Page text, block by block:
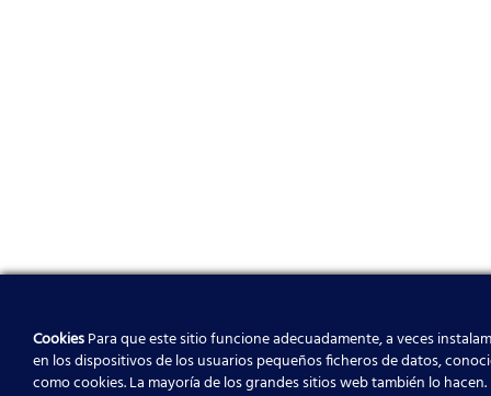
CookiesPara que este sitio funcione adecuadamente, a veces
en los dispositivos de los usuarios pequeños ficheros de datos,
como cookies. La mayoría de los grandes sitios web también lo hacen.